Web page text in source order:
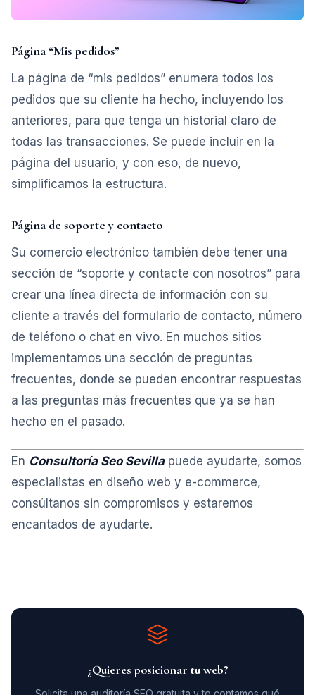
Página “Mis pedidos”
La página de “mis pedidos” enumera todos los
pedidos que su cliente ha hecho, incluyendo los
anteriores, para que tenga un historial claro de
todas las transacciones. Se puede incluir en la
página del usuario, y con eso, de nuevo,
simplificamos la estructura.
Página de soporte y contacto
Su comercio electrónico también debe tener una
sección de “soporte y contacte con nosotros” para
crear una línea directa de información con su
cliente a través del formulario de contacto, número
de teléfono o chat en vivo. En muchos sitios
implementamos una sección de preguntas
frecuentes, donde se pueden encontrar respuestas
a las preguntas más frecuentes que ya se han
hecho en el pasado.
En Consultoría Seo Sevillapuede ayudarte, somos
especialistas en diseño web y e-commerce,
consúltanos sin compromisos y estaremos
encantados de ayudarte.
¿Quieres posicionar tu web?